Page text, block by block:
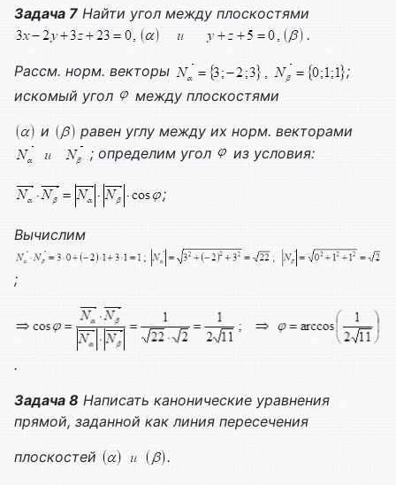
Задача 7 Найти угол между плоскостями
.
Рассм. норм. векторы
;
искомый угол
между плоскостями
и
равен углу между их норм. векторами
; определим угол
из условия:
;
Вычислим
;
.
Задача 8 Написать канонические уравнения
прямой, заданной как линия пересечения
плоскостей
.